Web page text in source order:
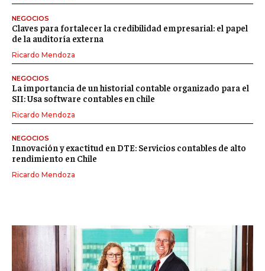
NEGOCIOS
Claves para fortalecer la credibilidad empresarial: el papel
de la auditoría externa
Ricardo Mendoza
NEGOCIOS
La importancia de un historial contable organizado para el
SII: Usa software contables en chile
Ricardo Mendoza
NEGOCIOS
Innovación y exactitud en DTE: Servicios contables de alto
rendimiento en Chile
Ricardo Mendoza